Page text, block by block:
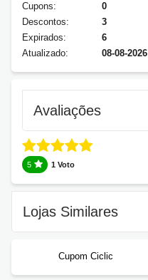
Cupons:
0
Descontos:
3
Expirados:
6
Atualizado:
08-08-2026
Avaliações
5 1 Voto
Lojas Similares
Cupom Ciclic